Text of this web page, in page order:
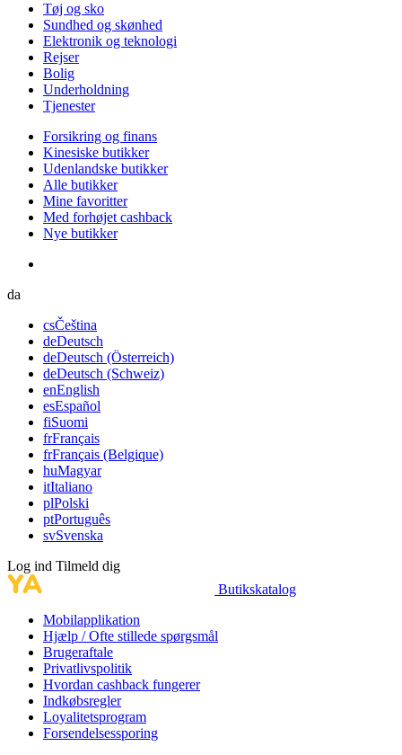
Tøj og sko
Sundhed og skønhed
Elektronik og teknologi
Rejser
Bolig
Underholdning
Tjenester
Forsikring og finans
Kinesiske butikker
Udenlandske butikker
Alle butikker
Mine favoritter
Med forhøjet cashback
Nye butikker
da
csČeština
deDeutsch
deDeutsch (Österreich)
deDeutsch (Schweiz)
enEnglish
esEspañol
fiSuomi
frFrançais
frFrançais (Belgique)
huMagyar
itItaliano
plPolski
ptPortuguês
svSvenska
Log ind Tilmeld dig
Butikskatalog
Mobilapplikation
Hjælp / Ofte stillede spørgsmål
Brugeraftale
Privatlivspolitik
Hvordan cashback fungerer
Indkøbsregler
Loyalitetsprogram
Forsendelsessporing